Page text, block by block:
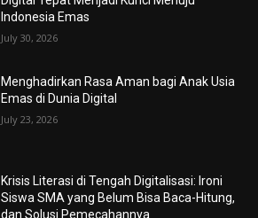
Indonesia Emas
July 30, 2026
Menghadirkan Rasa Aman bagi Anak Usia
Emas di Dunia Digital
July 23, 2026
Krisis Literasi di Tengah Digitalisasi: Ironi
Siswa SMA yang Belum Bisa Baca-Hitung,
dan Solusi Pemecahannya